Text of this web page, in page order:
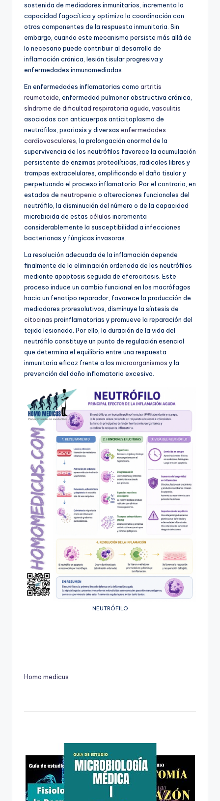
sostenida de mediadores inmunitarios, incrementa la
capacidad fagocítica y optimiza la coordinación con
otros componentes de la respuesta inmunitaria. Sin
embargo, cuando este mecanismo persiste más allá de
lo necesario puede contribuir al desarrollo de
inflamación crónica, lesión tisular progresiva y
enfermedades inmunomediadas.
En enfermedades inflamatorias como artritis
reumatoide , enfermedad pulmonar obstructiva crónica,
síndrome de dificultad respiratoria aguda vasculitis
asociadas con anticuerpos anticitoplasma de
neutrófilos, psoriasis y diversas enfermedades
cardiovasculares , la prolongación anormal de la
supervivencia de los neutrófilos favorece la acumulación
persistente de enzimas proteolíticas, radicales libres y
trampas extracelulares, amplificando el daño tisular y
perpetuando el proceso inflamatorio. Por el contrario, en
estados de neutropenia o alteraciones funcionales del
neutrófilo, la disminución del número o de la capacidad
microbicida de estas células incrementa
considerablemente la susceptibilidad a infecciones
bacterianas y fúngicas invasoras.
La resolución adecuada de la inflamación depende
finalmente de la eliminación ordenada de los neutrófilos
mediante apoptosis seguida de eferocitosis. Este
proceso induce un cambio funcional en los macrófagos
hacia un fenotipo reparador, favorece la producción de
mediadores proresolutivos, disminuye la síntesis de
citocinas proinflamatorias y promueve la reparación del
tejido lesionado. Por ello, la duración de la vida del
neutrófilo constituye un punto de regulación esencial
que determina el equilibrio entre una respuesta
inmunitaria eficaz frente a los microorganismos y la
prevención del daño inflamatorio excesivo.
NEUTRÓFILO
Homo medicus